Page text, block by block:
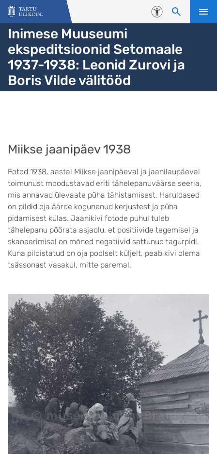
Liigu edasi põhisisu juurde
Juurdepääsetavus
Inimese Muuseumi
ekspeditsioonid Setomaale
1937-1938: Leonid Zurovi ja
Boris Vilde välitööd
Miikse jaanipäev 1938
Fotod 1938. aastal Miikse jaanipäeval ja jaanilaupäeval
toimunust moodustavad eriti tähelepanuväärse seeria,
mis annavad ülevaate püha tähistamisest. Haruldased
on pildid oja äärde kogunenud kerjustest ja püha
pidamisest külas. Jaanikivi fotode puhul tuleb
tähelepanu pöörata asjaolu, et positiivide tegemisel ja
skaneerimisel on mõned negatiivid sattunud tagurpidi.
Kuna pildistatud on oja poolselt küljelt, peab kivi olema
tsässonast vasakul, mitte paremal.